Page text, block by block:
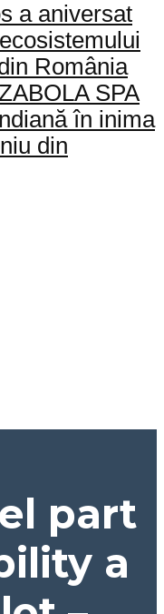
a aniversat
România
SPA
în inima
din
part
a